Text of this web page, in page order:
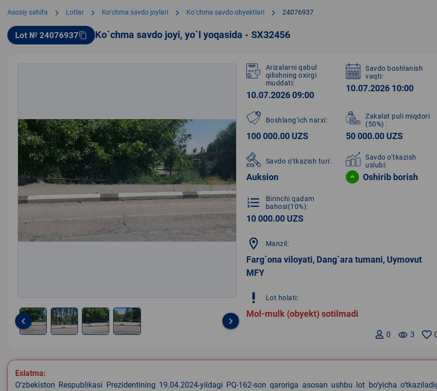
Asosiy sahifa chevron_right Lotlar chevron_right Koʻchma savdo joylari chevron_right Koʻchma savdo obyektlari chevron_right 24076937
Lot № 24076937content_copy Ko`chma savdo joyi, yo`l yoqasida - SX32456
of
4
keyboard_arrow_left keyboard_arrow_right
Arizalarni qabul
qilishning oxirgi
muddati:
10.07.2026 09:00
Savdo boshlanish
vaqti:
10.07.2026 10:00
Boshlang‘ich narxi:
100 000.00 UZS
Zakalat puli miqdori
(50%) :
50 000.00 UZS
Savdo o‘tkazish turi:
Auksion
Savdo o‘tkazish
uslubi:
Oshirib borish
format_list_numbered
Birinchi qadam
bahosi(10%):
10 000.00 UZS
location_on Manzil:
Farg`ona viloyati, Dang`ara tumani, Uymovut
MFY
priority_high Lot holati:
Mol-mulk (obyekt) sotilmadi
remove_red_eye 3
0
Eslatma:
O‘zbekiston Respublikasi Prezidentining 19.04.2024-yildagi PQ-162-son qaroriga asosan ushbu lot bo‘yicha